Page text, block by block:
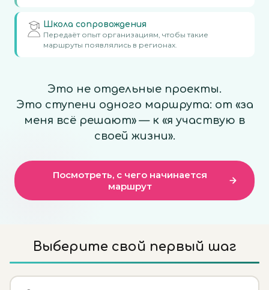
Школа сопровождения
Передаёт опыт организациям, чтобы такие
маршруты появлялись в регионах.
Это не отдельные проекты.
Это ступени одного маршрута: от «за
меня всё решают» — к «я участвую в
своей жизни».
Посмотреть, с чего начинается
маршрут
Выберите свой первый шаг